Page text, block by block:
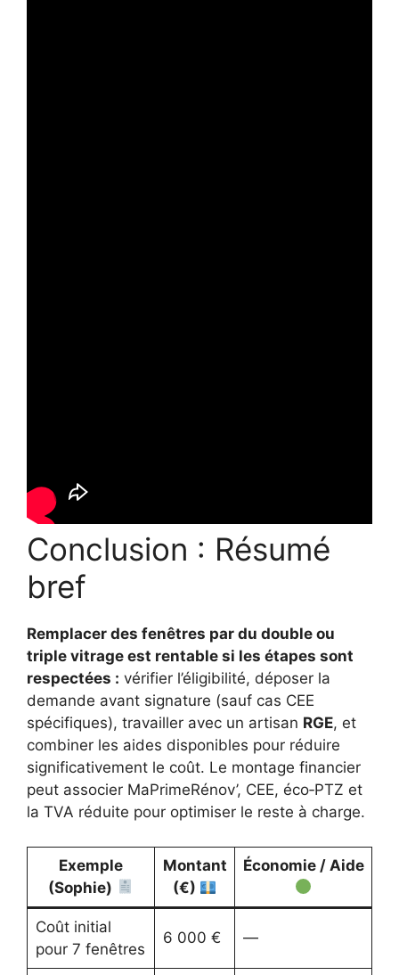
Conclusion : Résumé
bref
Remplacer des fenêtres par du double ou
triple vitrage est rentable si les étapes sont
respectées : vérifier l’éligibilité, déposer la
demande avant signature (sauf cas CEE
spécifiques), travailler avec un artisan RGE, et
combiner les aides disponibles pour réduire
significativement le coût. Le montage financier
peut associer MaPrimeRénov’, CEE, éco‑PTZ et
la TVA réduite pour optimiser le reste à charge.
Exemple
(Sophie)
Montant
(€)
Économie / Aide
Coût initial
pour 7 fenêtres
6 000 € —